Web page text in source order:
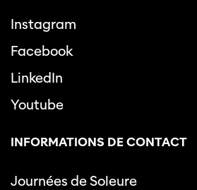
Instagram
Facebook
LinkedIn
Youtube
INFORMATIONS DE CONTACT
Journées de Soleure